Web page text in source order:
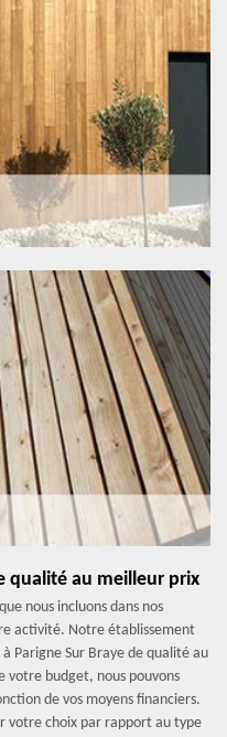
qualité au meilleur prix
nous incluons dans nos
activité. Notre établissement
Parigne Sur Braye de qualité au
votre budget, nous pouvons
de vos moyens financiers.
votre choix par rapport au type